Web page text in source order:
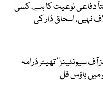
دفاعی نوعیت کا ہے، کسی
اسحاق ڈار کی
آف سیونٹینز‘‘ تھیٹر ڈرامہ
ہاؤس فل